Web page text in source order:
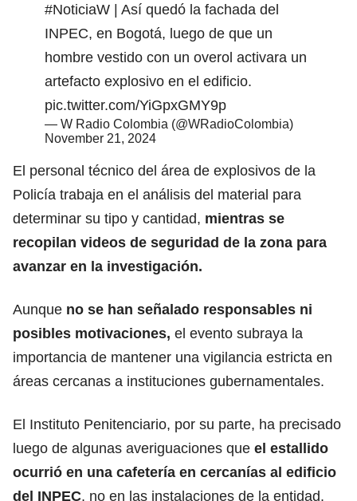
#NoticiaW | Así quedó la fachada del
INPEC, en Bogotá, luego de que un
hombre vestido con un overol activara un
artefacto explosivo en el edificio.
pic.twitter.com/YiGpxGMY9p
— W Radio Colombia (@WRadioColombia)
November 21, 2024
El personal técnico del área de explosivos de la
Policía trabaja en el análisis del material para
determinar su tipo y cantidad, mientras se
recopilan videos de seguridad de la zona para
avanzar en la investigación.
Aunque no se han señalado responsables ni
posibles motivaciones, el evento subraya la
importancia de mantener una vigilancia estricta en
áreas cercanas a instituciones gubernamentales.
El Instituto Penitenciario, por su parte, ha precisado
luego de algunas averiguaciones que el estallido
ocurrió en una cafetería en cercanías al edificio
del INPEC, no en las instalaciones de la entidad.